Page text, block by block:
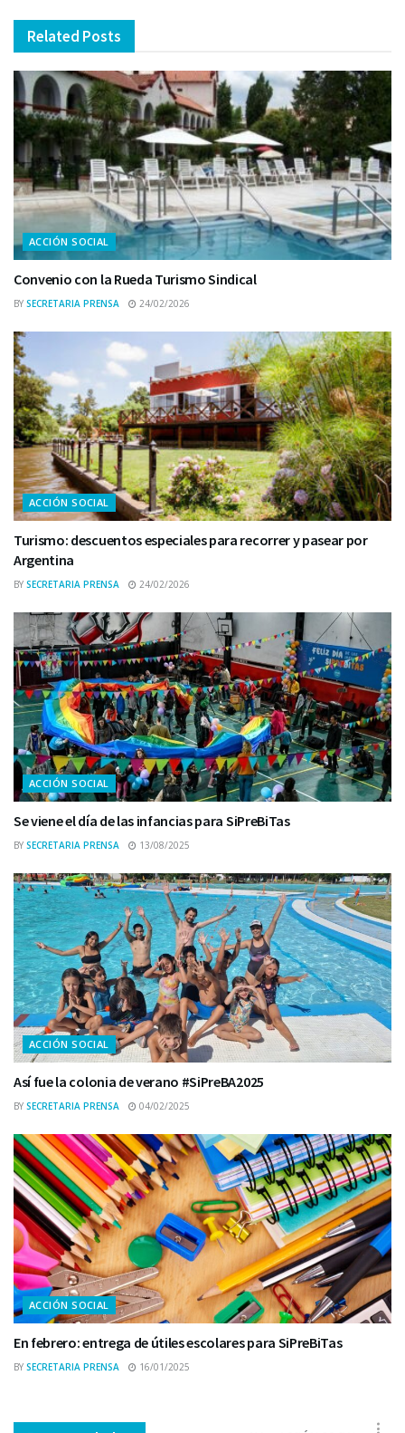
Related Posts
ACCIÓN SOCIAL
Convenio con la Rueda Turismo Sindical
BY SECRETARIA PRENSA 24/02/2026
ACCIÓN SOCIAL
Turismo: descuentos especiales para recorrer y pasear por
Argentina
BY SECRETARIA PRENSA 24/02/2026
ACCIÓN SOCIAL
Se viene el día de las infancias para SiPreBiTas
BY SECRETARIA PRENSA 13/08/2025
ACCIÓN SOCIAL
Así fue la colonia de verano #SiPreBA2025
BY SECRETARIA PRENSA 04/02/2025
ACCIÓN SOCIAL
En febrero: entrega de útiles escolares para SiPreBiTas
BY SECRETARIA PRENSA 16/01/2025